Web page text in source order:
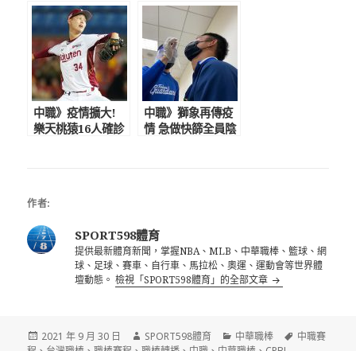
中職》疫情擴大!
樂天桃猿16人確診
中職》獅象再傳疫
情 急做快篩全員陰
作者:
SPORT598體育
提供最新體育新聞，掌握NBA、MLB、中華職棒、籃球、網
球、足球、賽車、自行車、馬拉松、奧運、運動會等世界體
壇動態。檢視「SPORT598體育」的全部文章
發
2021 年 9 月 30 日
作
SPORT598體育
分
中華職棒
標
中職賽